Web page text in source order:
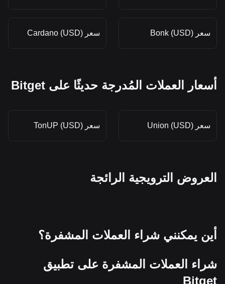
سعر Bonk (USD) سعر Cardano (USD)
أسعار العملات المُدرجة حديثًا على Bitget
سعر Union (USD) سعر TonUP (USD)
العروض الترويجية الرائجة
أين يمكنني شراء العملات المشفرة؟
شراء العملات المشفرة على تطبيق
Bitget